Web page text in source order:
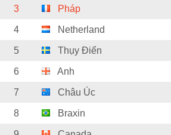
3 Pháp
4 Netherland
5 Thụy Điển
6 Anh
7 Châu Úc
8 Braxin